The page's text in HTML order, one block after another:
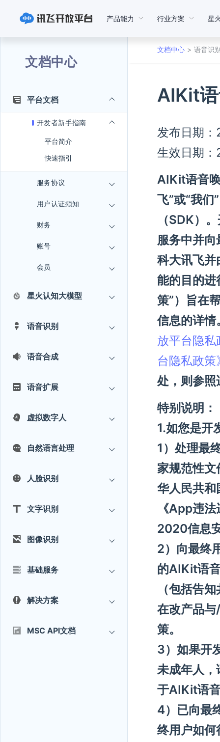
产品能力 行业方案 星
文档中心
平台文档
开发者新手指南
平台简介
快速指引
服务协议
用户认证须知
财务
账号
会员
星火认知大模型
语音识别
语音合成
语音扩展
虚拟数字人
自然语言处理
人脸识别
文字识别
图像识别
基础服务
解决方案
MSC API文档
文档中心 语音识
AIKit
发布日期
生效日期
AIKit语音
飞”或“我
（SDK）
服务中并
科大讯飞
能的目的
策”）旨在
信息的详情
放平台隐私
台隐私政策
处，则参照
特别说明：
1.如您是开
1）处理最
家规范性文
华人民共和
《App违
2020信息
2）向最终
的AIKit语
（包括告
在改产品
策。
3）如果开
未成年人，
于AIKit语
4）已向最
终用户如何